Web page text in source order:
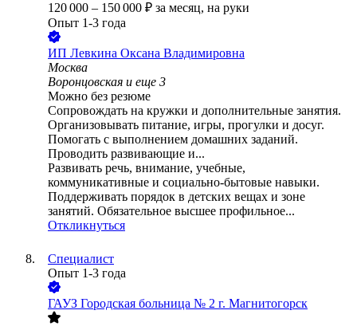
120 000 – 150 000 ₽ за месяц, на руки
Опыт 1-3 года
ИП Левкина Оксана Владимировна
Москва
Воронцовская и еще 3
Можно без резюме
Сопровождать на кружки и дополнительные занятия.
Организовывать питание, игры, прогулки и досуг.
Помогать с выполнением домашних заданий.
Проводить развивающие и...
Развивать речь, внимание, учебные,
коммуникативные и социально-бытовые навыки.
Поддерживать порядок в детских вещах и зоне
занятий. Обязательное высшее профильное...
Откликнуться
Специалист
Опыт 1-3 года
ГАУЗ Городская больница № 2 г. Магнитогорск